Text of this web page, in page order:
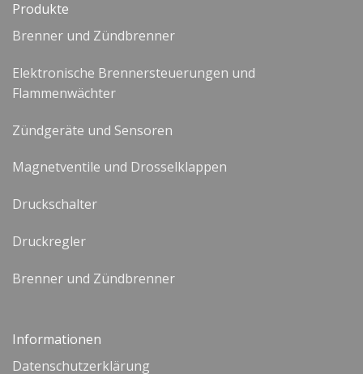
Produkte
Brenner und Zündbrenner
Elektronische Brennersteuerungen und
Flammenwächter
Zündgeräte und Sensoren
Magnetventile und Drosselklappen
Druckschalter
Druckregler
Brenner und Zündbrenner
Informationen
Datenschutzerklärung